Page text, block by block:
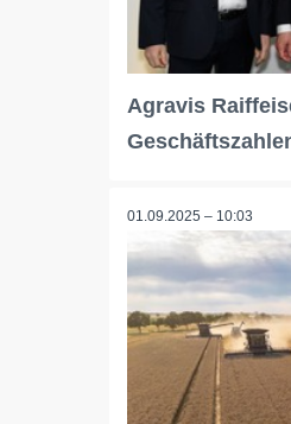
Agravis
01.09.2025 – 10:03